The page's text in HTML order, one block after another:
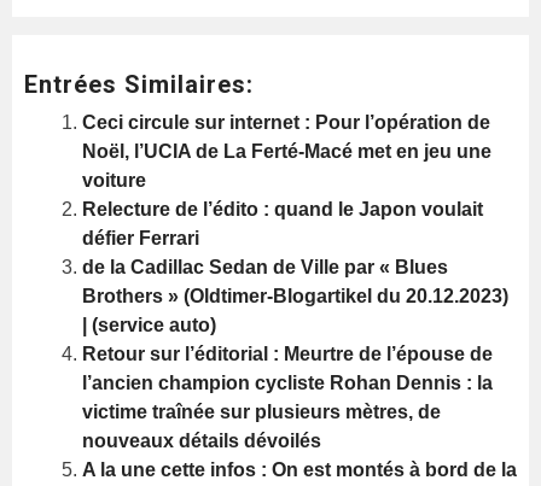
Entrées Similaires:
Ceci circule sur internet : Pour l’opération de
Noël, l’UCIA de La Ferté-Macé met en jeu une
voiture
Relecture de l’édito : quand le Japon voulait
défier Ferrari
de la Cadillac Sedan de Ville par « Blues
Brothers » (Oldtimer-Blogartikel du 20.12.2023)
| (service auto)
Retour sur l’éditorial : Meurtre de l’épouse de
l’ancien champion cycliste Rohan Dennis : la
victime traînée sur plusieurs mètres, de
nouveaux détails dévoilés
A la une cette infos : On est montés à bord de la